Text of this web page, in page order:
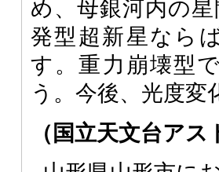
め、母銀河内の
発型超新星なら
す。重力崩壊型
う。今後、光度
（国立天文台ア